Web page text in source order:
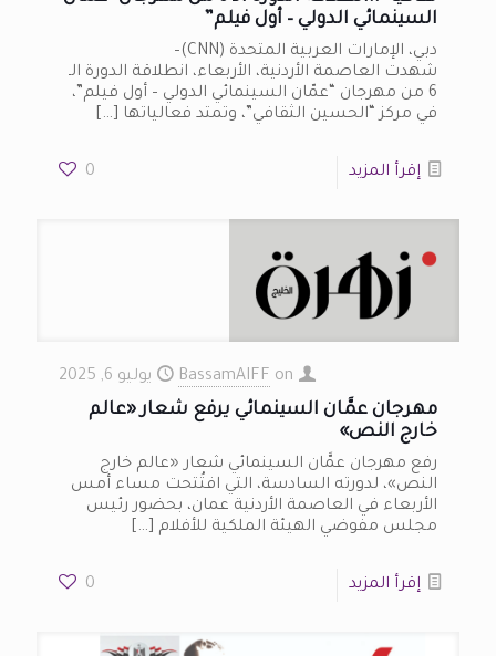
السينمائي الدولي – أول فيلم”
دبي، الإمارات العربية المتحدة (CNN)–
شهدت العاصمة الأردنية، الأربعاء، انطلاقة الدورة الـ
6 من مهرجان “عمّان السينمائي الدولي – أول فيلم”،
في مركز “الحسين الثقافي”، وتمتد فعالياتها […]
0 إقرأ المزيد
BassamAIFF on يوليو 6, 2025
مهرجان عمَّان السينمائي يرفع شعار «عالم
خارج النص»
رفع مهرجان عمَّان السينمائي شعار «عالم خارج
النص»، لدورته السادسة، التي افتُتحت مساء أمس
الأربعاء في العاصمة الأردنية عمان، بحضور رئيس
مجلس مفوضي الهيئة الملكية للأفلام […]
0 إقرأ المزيد